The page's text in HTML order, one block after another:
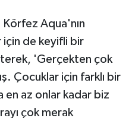
Körfez Aqua'nın
için de keyifli bir
'Gerçekten çok
Çocuklar için farklı bir
en az onlar kadar biz
çok merak